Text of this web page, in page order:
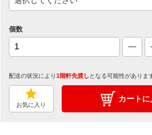
個数
配送の状況により 1階軒先渡し となる可能性がありま
お気に入り
カートに